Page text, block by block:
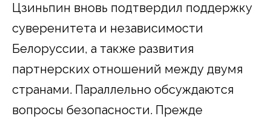
Цзиньпин вновь подтвердил поддержку
суверенитета и независимости
Белоруссии, а также развития
партнерских отношений между двумя
странами. Параллельно обсуждаются
вопросы безопасности. Прежде